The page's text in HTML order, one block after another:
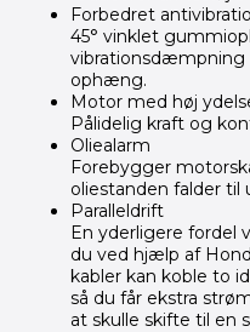
Forbedret
45° vinklet
vibrationsdæmpning
ophæng.
Motor med høj
Pålidelig kraft og
Oliealarm
Forebygger
oliestanden falder
Paralleldrift
En yderligere fordel
du ved hjælp af
kabler kan koble to
så du får ekstra
at skulle skifte til en